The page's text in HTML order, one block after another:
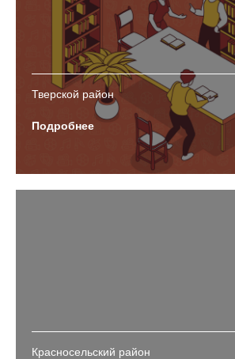
Тверской район
Подробнее
Красносельский район